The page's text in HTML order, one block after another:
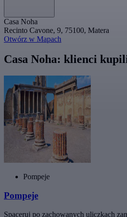
Casa Noha
Recinto Cavone, 9, 75100, Matera
Otwórz w Mapach
Casa Noha: klienci
Pompeje
Pompeje
Spaceruj po zachowanych uliczkach